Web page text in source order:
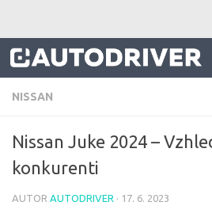
NISSAN
Nissan Juke 2024 –
konkurenti
AUTOR AUTODRIVER · 17. 6. 2023